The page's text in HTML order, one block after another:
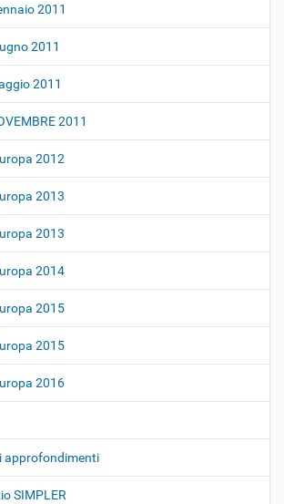
2011
2011
2011
2011
2012
2013
2013
2014
2015
2015
2016
approfondimenti
SIMPLER